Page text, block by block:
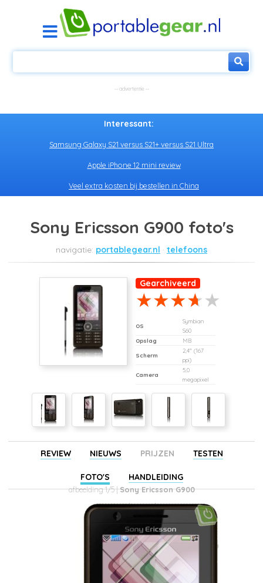
Interessant:
Samsung Galaxy S21 versus S21+ versus S21 Ultra
Apple iPhone 12 mini review
Veel extra kosten bij bestellen in China
Sony Ericsson G900 foto's
portablegear.nl telefoons
Gearchiveerd
OS
Symbian
S60
Opslag
MB
Scherm
2,4" (167
ppi)
Camera
5,0
megapixel
REVIEW NIEUWS PRIJZEN TESTEN
FOTO'S HANDLEIDING
afbeelding 1/5 |Sony Ericsson G900
(gearchiveerd)